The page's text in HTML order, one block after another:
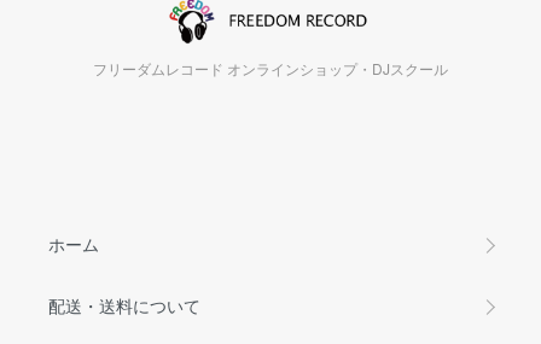
フリーダムレコード オンラインショップ・DJスクール
ホーム
配送・送料について